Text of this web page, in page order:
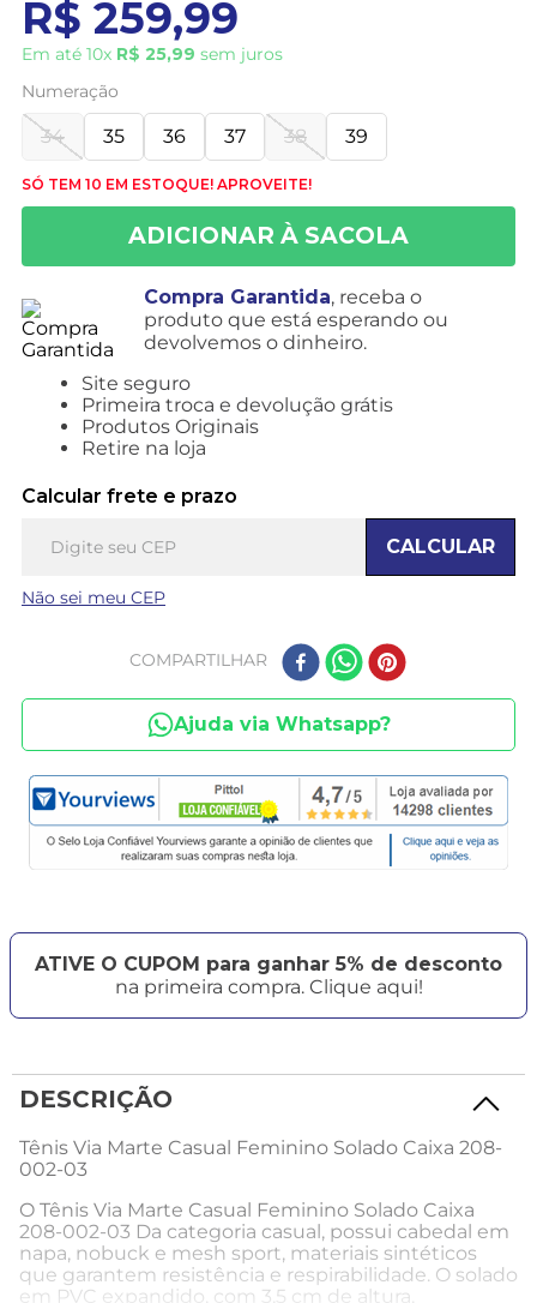
R$ 259,99
Em até 10x R$ 25,99 sem juros
Numeração
34 35 36 37 38 39
SÓ TEM 10 EM ESTOQUE! APROVEITE!
Compra Garantida, receba o
produto que está esperando ou
devolvemos o dinheiro.
Site seguro
Primeira troca e devolução grátis
Produtos Originais
Retire na loja
Calcular frete e prazo
CALCULAR
Não sei meu CEP
COMPARTILHAR
Ajuda via Whatsapp?
ATIVE O CUPOM para ganhar 5% de desconto
na primeira compra. Clique aqui!
DESCRIÇÃO
Tênis Via Marte Casual Feminino Solado Caixa 208-
002-03
O Tênis Via Marte Casual Feminino Solado Caixa
208-002-03 Da categoria casual, possui cabedal em
napa, nobuck e mesh sport, materiais sintéticos
que garantem resistência e respirabilidade. O solado
em PVC expandido, com 3,5 cm de altura,